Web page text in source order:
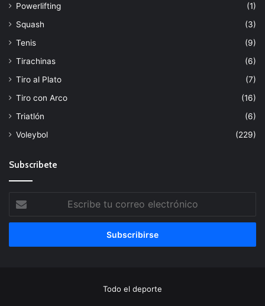
Powerlifting
(1)
Squash
(3)
Tenis
(9)
Tirachinas
(6)
Tiro al Plato
(7)
Tiro con Arco
(16)
Triatlón
(6)
Voleybol
(229)
Subscribete
tu
correo
Todo el deporte